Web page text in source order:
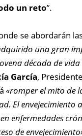
un reto”.
se abordarán
una gran
década de
García,
«romper el mito de
El
enfermedades
de